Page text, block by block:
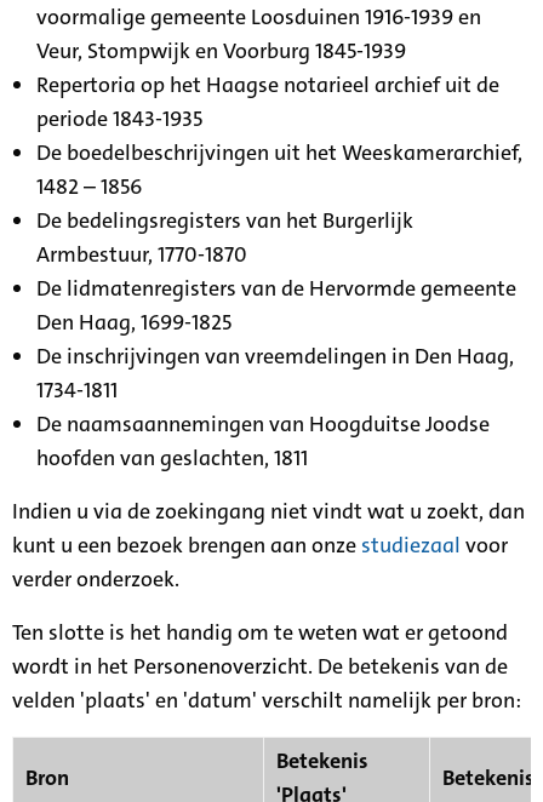
voormalige gemeente Loosduinen 1916-1939 en
Veur, Stompwijk en Voorburg 1845-1939
Repertoria op het Haagse notarieel archief uit de
periode 1843-1935
De boedelbeschrijvingen uit het Weeskamerarchief,
1482 – 1856
De bedelingsregisters van het Burgerlijk
Armbestuur, 1770-1870
De lidmatenregisters van de Hervormde gemeente
Den Haag, 1699-1825
De inschrijvingen van vreemdelingen in Den Haag,
1734-1811
De naamsaannemingen van Hoogduitse Joodse
hoofden van geslachten, 1811
Indien u via de zoekingang niet vindt wat u zoekt, dan
kunt u een bezoek brengen aan onze studiezaal voor
verder onderzoek.
Ten slotte is het handig om te weten wat er getoond
wordt in het Personenoverzicht. De betekenis van de
velden 'plaats' en 'datum' verschilt namelijk per bron:
Bron
Betekenis
'Plaats'